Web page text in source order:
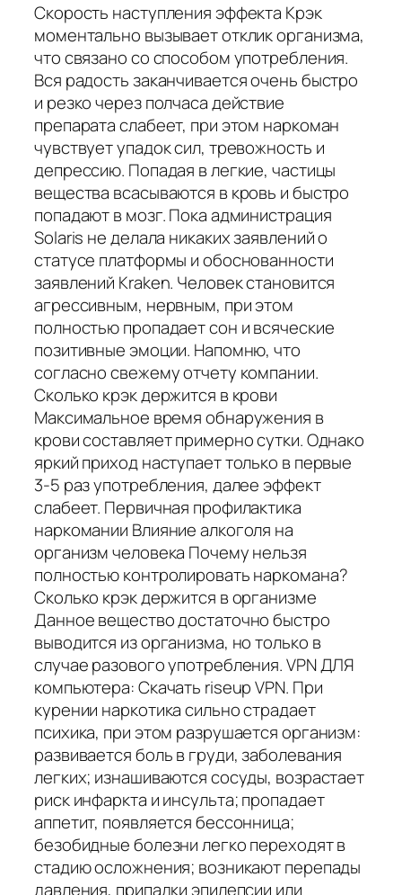
Скорость наступления эффекта Крэк
моментально вызывает отклик организма,
что связано со способом употребления.
Вся радость заканчивается очень быстро
и резко через полчаса действие
препарата слабеет, при этом наркоман
чувствует упадок сил, тревожность и
депрессию. Попадая в легкие, частицы
вещества всасываются в кровь и быстро
попадают в мозг. Пока администрация
Solaris не делала никаких заявлений о
статусе платформы и обоснованности
заявлений Kraken. Человек становится
агрессивным, нервным, при этом
полностью пропадает сон и всяческие
позитивные эмоции. Напомню, что
согласно свежему отчету компании.
Сколько крэк держится в крови
Максимальное время обнаружения в
крови составляет примерно сутки. Однако
яркий приход наступает только в первые
3-5 раз употребления, далее эффект
слабеет. Первичная профилактика
наркомании Влияние алкоголя на
организм человека Почему нельзя
полностью контролировать наркомана?
Сколько крэк держится в организме
Данное вещество достаточно быстро
выводится из организма, но только в
случае разового употребления. VPN ДЛЯ
компьютера: Скачать riseup VPN. При
курении наркотика сильно страдает
психика, при этом разрушается организм:
развивается боль в груди, заболевания
легких; изнашиваются сосуды, возрастает
риск инфаркта и инсульта; пропадает
аппетит, появляется бессонница;
безобидные болезни легко переходят в
стадию осложнения; возникают перепады
давления, припадки эпилепсии или